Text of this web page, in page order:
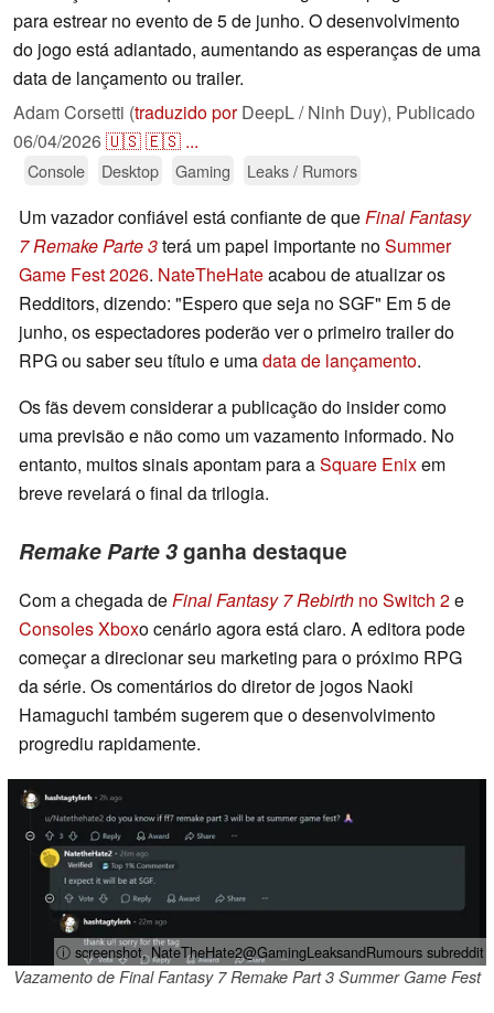
para estrear no evento de 5 de junho. O desenvolvimento
do jogo está adiantado, aumentando as esperanças de uma
data de lançamento ou trailer.
Adam Corsetti (traduzido porDeepL / Ninh Duy), Publicado
06/04/2026🇺🇸🇪🇸 ...
Console Desktop Gaming Leaks / Rumors
Um vazador confiável está confiante de queFinal Fantasy
7 Remake Parte 3terá um papel importante noSummer
Game Fest 2026. NateTheHateacabou de atualizar os
Redditors, dizendo: "Espero que seja no SGF" Em 5 de
junho, os espectadores poderão ver o primeiro trailer do
RPG ou saber seu título e umadata de lançamento.
Os fãs devem considerar a publicação do insider como
uma previsão e não como um vazamento informado. No
entanto, muitos sinais apontam para aSquare Enixem
breve revelará o final da trilogia.
Remake Parte 3ganha destaque
Com a chegada deFinal Fantasy 7 Rebirth no Switch 2e
Consoles Xboxo cenário agora está claro. A editora pode
começar a direcionar seu marketing para o próximo RPG
da série. Os comentários do diretor de jogos Naoki
Hamaguchi também sugerem que o desenvolvimento
progrediu rapidamente.
ⓘ screenshot, NateTheHate2@GamingLeaksandRumours subreddit
Vazamento de Final Fantasy 7 Remake Part 3 Summer Game Fest